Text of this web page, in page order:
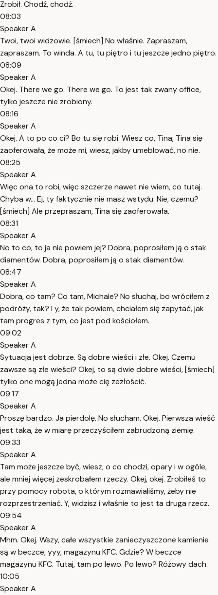
Zrobił. Chodź, chodź.
08:03
Speaker A
Twoi, twoi widzowie. [śmiech] No właśnie. Zapraszam,
zapraszam. To winda. A tu, tu piętro i tu jeszcze jedno piętro.
08:09
Speaker A
Okej. There we go. There we go. To jest tak zwany office,
tylko jeszcze nie zrobiony.
08:16
Speaker A
Okej. A to po co ci? Bo tu się robi. Wiesz co, Tina, Tina się
zaoferowała, że może mi, wiesz, jakby umeblować, no nie.
08:25
Speaker A
Więc ona to robi, więc szczerze nawet nie wiem, co tutaj.
Chyba w... Ej, ty faktycznie nie masz wstydu. Nie, czemu?
[śmiech] Ale przepraszam, Tina się zaoferowała.
08:31
Speaker A
No to co, to ja nie powiem jej? Dobra, poprosiłem ją o stak
diamentów. Dobra, poprosiłem ją o stak diamentów.
08:47
Speaker A
Dobra, co tam? Co tam, Michale? No słuchaj, bo wróciłem z
podróży, tak? I y, że tak powiem, chciałem się zapytać, jak
tam progres z tym, co jest pod kościołem.
09:02
Speaker A
Sytuacja jest dobrze. Są dobre wieści i złe. Okej. Czemu
zawsze są złe wieści? Okej, to są dwie dobre wieści, [śmiech]
tylko one mogą jedna może cię zezłościć.
09:17
Speaker A
Proszę bardzo. Ja pierdolę. No słucham. Okej. Pierwsza wieść
jest taka, że w miarę przeczyściłem zabrudzoną ziemię.
09:33
Speaker A
Tam może jeszcze być, wiesz, o co chodzi, opary i w ogóle,
ale mniej więcej zeskrobałem rzeczy. Okej, okej. Zrobiłeś to
przy pomocy robota, o którym rozmawialiśmy, żeby nie
rozprzestrzeniać. Y, widzisz i właśnie to jest ta druga rzecz.
09:54
Speaker A
Mhm. Okej. Wszy, całe wszystkie zanieczyszczone kamienie
są w beczce, yyy, magazynu KFC. Gdzie? W beczce
magazynu KFC. Tutaj, tam po lewo. Po lewo? Różowy dach.
10:05
Speaker A